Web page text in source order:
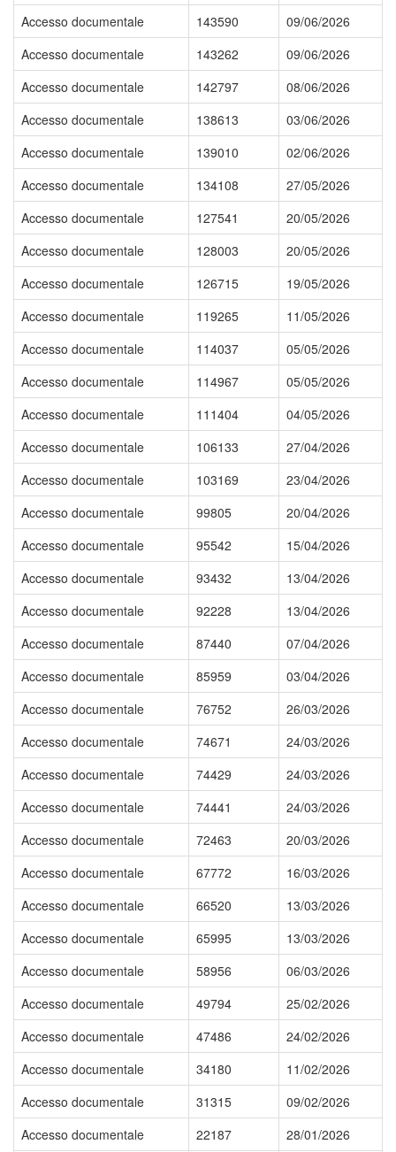
Accesso documentale
143590
09/06/2026
Accesso documentale
143262
09/06/2026
Accesso documentale
142797
08/06/2026
Accesso documentale
138613
03/06/2026
Accesso documentale
139010
02/06/2026
Accesso documentale
134108
27/05/2026
Accesso documentale
127541
20/05/2026
Accesso documentale
128003
20/05/2026
Accesso documentale
126715
19/05/2026
Accesso documentale
119265
11/05/2026
Accesso documentale
114037
05/05/2026
Accesso documentale
114967
05/05/2026
Accesso documentale
111404
04/05/2026
Accesso documentale
106133
27/04/2026
Accesso documentale
103169
23/04/2026
Accesso documentale
99805
20/04/2026
Accesso documentale
95542
15/04/2026
Accesso documentale
93432
13/04/2026
Accesso documentale
92228
13/04/2026
Accesso documentale
87440
07/04/2026
Accesso documentale
85959
03/04/2026
Accesso documentale
76752
26/03/2026
Accesso documentale
74671
24/03/2026
Accesso documentale
74429
24/03/2026
Accesso documentale
74441
24/03/2026
Accesso documentale
72463
20/03/2026
Accesso documentale
67772
16/03/2026
Accesso documentale
66520
13/03/2026
Accesso documentale
65995
13/03/2026
Accesso documentale
58956
06/03/2026
Accesso documentale
49794
25/02/2026
Accesso documentale
47486
24/02/2026
Accesso documentale
34180
11/02/2026
Accesso documentale
31315
09/02/2026
Accesso documentale
22187 28/01/2026